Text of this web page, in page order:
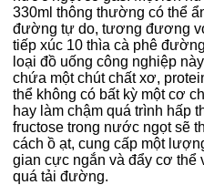
330ml thông thường có thể
đường tự do, tương đương
tiếp xúc 10 thìa cà phê
loại đồ uống công nghiệp
chứa một chút chất xơ,
thể không có bất kỳ một cơ
hay làm chậm quá trình hấp
fructose trong nước ngọt sẽ
cách ồ ạt, cung cấp một
gian cực ngắn và đẩy cơ thể
quá tải đường.